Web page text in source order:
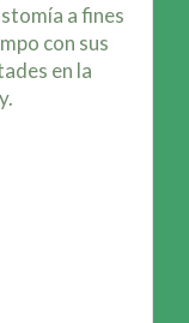
año de la
con mi
NE y NP!